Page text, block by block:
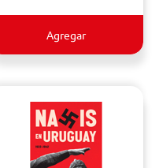
Agregar